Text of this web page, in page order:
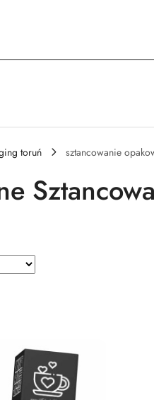
toruń sztancowanie